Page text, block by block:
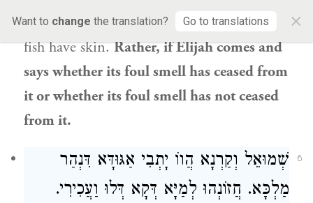
Want to change the translation? Go to translations ×
constitute a barrier to impurity. Apparently,
fish have skin.Rather, ifElijahcomes and
says whether its foul smell has ceased from
it or whether its foul smell has not ceased
from it.
6 שְׁמוּאֵל וְקַרְנָא הֲווֹ יָתְבִי אַגּוּדָּא דִּנְהַר
מַלְכָּא. חֲזוֹנְהוּ לְמַיָּא דְּקָא דְּלוּ וַעֲכִירִי.